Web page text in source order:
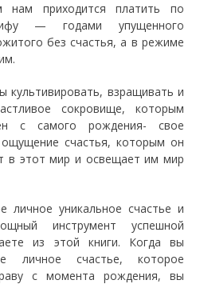
нам приходится платить по
— годами упущенного
без счастья, а в режиме
культивировать, взращивать и
сокровище, которым
с самого рождения- свое
счастья, которым он
в этот мир и освещает им мир
личное уникальное счастье и
инструмент успешной
из этой книги. Когда вы
личное счастье, которое
с момента рождения, вы